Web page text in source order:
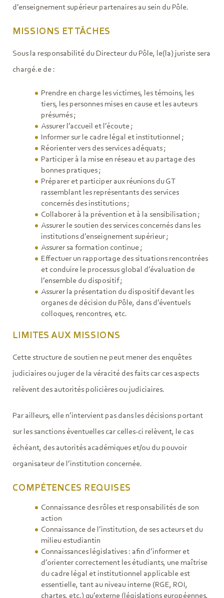
d’enseignement supérieur partenaires au sein du Pôle.
MISSIONS ET TÂCHES
Sous la responsabilité du Directeur du Pôle, le(la) juriste sera
chargé.e de :
Prendre en charge les victimes, les témoins, les
tiers, les personnes mises en cause et les auteurs
présumés ;
Assurer l’accueil et l’écoute ;
Informer sur le cadre légal et institutionnel ;
Réorienter vers des services adéquats ;
Participer à la mise en réseau et au partage des
bonnes pratiques ;
Préparer et participer aux réunions du GT
rassemblant les représentants des services
concernés des institutions ;
Collaborer à la prévention et à la sensibilisation ;
Assurer le soutien des services concernés dans les
institutions d’enseignement supérieur ;
Assurer sa formation continue ;
Effectuer un rapportage des situations rencontrées
et conduire le processus global d’évaluation de
l’ensemble du dispositif ;
Assurer la présentation du dispositif devant les
organes de décision du Pôle, dans d’éventuels
colloques, rencontres, etc.
LIMITES AUX MISSIONS
Cette structure de soutien ne peut mener des enquêtes
judiciaires ou juger de la véracité des faits car ces aspects
relèvent des autorités policières ou judiciaires.
Par ailleurs, elle n’intervient pas dans les décisions portant
sur les sanctions éventuelles car celles-ci relèvent, le cas
échéant, des autorités académiques et/ou du pouvoir
organisateur de l’institution concernée.
COMPÉTENCES REQUISES
Connaissance des rôles et responsabilités de son
action
Connaissance de l’institution, de ses acteurs et du
milieu estudiantin
Connaissances législatives : afin d’informer et
d’orienter correctement les étudiants, une maîtrise
du cadre légal et institutionnel applicable est
essentielle, tant au niveau interne (RGE, ROI,
chartes, etc.) qu’externe (législations européennes,